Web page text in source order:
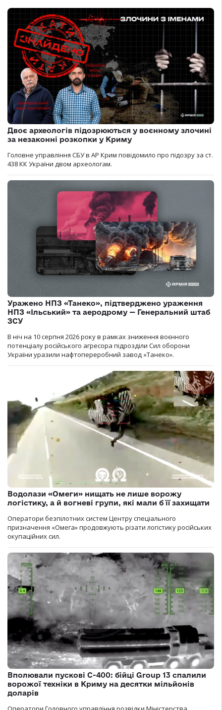
Двоє археологів підозрюються у воєнному злочині
за незаконні розкопки у Криму
Головне управління СБУ в АР Крим повідомило про підозру за ст.
438 КК України двом археологам.
Уражено НПЗ «Танеко», підтверджено ураження
НПЗ «Ільський» та аеродрому — Генеральний штаб
ЗСУ
В ніч на 10 серпня 2026 року в рамках зниження воєнного
потенціалу російського агресора підрозділи Сил оборони
України уразили нафтопереробний завод «Танеко».
Водолази «Омеги» нищать не лише ворожу
логістику, а й вогневі групи, які мали б її захищати
Оператори безпілотних систем Центру спеціального
призначення «Омега» продовжують різати логістику російських
окупаційних сил.
Вполювали пускові С-400: бійці Group 13 спалили
ворожої техніки в Криму на десятки мільйонів
доларів